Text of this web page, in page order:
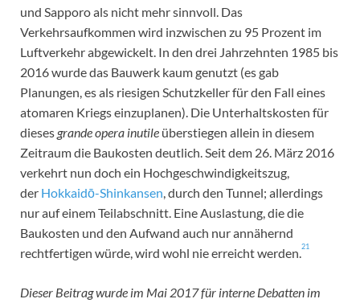
und Sapporo als nicht mehr sinnvoll. Das
Verkehrsaufkommen wird inzwischen zu 95 Prozent im
Luftverkehr abgewickelt. In den drei Jahrzehnten 1985 bis
2016 wurde das Bauwerk kaum genutzt (es gab
Planungen, es als riesigen Schutzkeller für den Fall eines
atomaren Kriegs einzuplanen). Die Unterhaltskosten für
dieses grande opera inutile überstiegen allein in diesem
Zeitraum die Baukosten deutlich. Seit dem 26. März 2016
verkehrt nun doch ein Hochgeschwindigkeitszug,
der Hokkaidō-Shinkansen, durch den Tunnel; allerdings
nur auf einem Teilabschnitt. Eine Auslastung, die die
Baukosten und den Aufwand auch nur annähernd
rechtfertigen würde, wird wohl nie erreicht werden.21
Dieser Beitrag wurde im Mai 2017 für interne Debatten im